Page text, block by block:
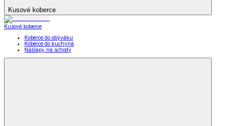
Kusové koberce
Kusové koberce
Koberce do obýváku
Koberce do kuchyně
Nášlapy na schody